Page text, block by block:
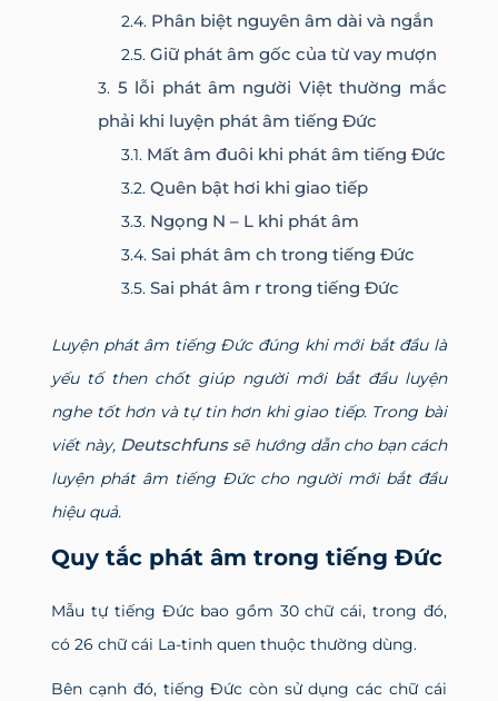
Phân biệt nguyên âm dài và ngắn
Giữ phát âm gốc của từ vay mượn
5 lỗi phát âm người Việt thường mắc
phải khi luyện phát âm tiếng Đức
Mất âm đuôi khi phát âm tiếng Đức
Quên bật hơi khi giao tiếp
Ngọng N – L khi phát âm
Sai phát âm ch trong tiếng Đức
Sai phát âm r trong tiếng Đức
Luyện phát âm tiếng Đức đúng khi mới bắt đầu là
yếu tố then chốt giúp người mới bắt đầu luyện
nghe tốt hơn và tự tin hơn khi giao tiếp. Trong bài
viết này, Deutschfunssẽ hướng dẫn cho bạn cách
luyện phát âm tiếng Đức cho người mới bắt đầu
hiệu quả.
Quy tắc phát âm trong tiếng Đức
Mẫu tự tiếng Đức bao gồm 30 chữ cái, trong đó,
có 26 chữ cái La-tinh quen thuộc thường dùng.
Bên cạnh đó, tiếng Đức còn sử dụng các chữ cái